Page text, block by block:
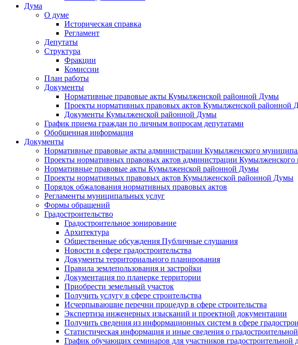
Дума
О думе
Историческая справка
Регламент
Депутаты
Структура
Фракции
Комиссии
План работы
Документы
Нормативные правовые акты Кумылженской районной Думы
Проекты нормативных правовых актов Кумылженской районной
Документы Кумылженской районной Думы
График приема граждан по личным вопросам депутатами
Обобщенная информация
Документы
Нормативные правовые акты администрации Кумылженского
Проекты нормативных правовых актов администрации Кумылженского
Нормативные правовые акты Кумылженской районной Думы
Проекты нормативных правовых актов Кумылженской районной Думы
Порядок обжалования нормативных правовых актов
Регламенты муниципальных услуг
Формы обращений
Градостроительство
Градостроительное зонирование
Архитектура
Общественные обсуждения Публичные слушания
Новости в сфере градостроительства
Документы территориального планирования
Правила землепользования и застройки
Документация по планерке территории
Приобрести земельный участок
Получить услугу в сфере строительства
Исчерпывающие перечни процедур в сфере строительства
Экспертиза инженерных изысканий и проектной документации
Получить сведения из информационных систем в сфере
Статистическая информация и иные сведения о градостроительной
График обучающих семинаров для участников градостроительной